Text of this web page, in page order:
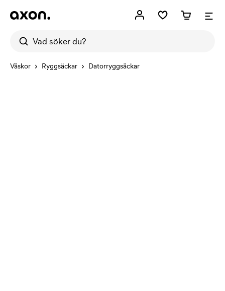
Väskor Ryggsäckar Datorryggsäckar